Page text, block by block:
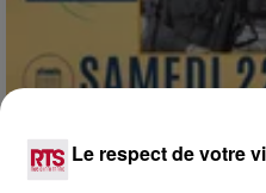
Le respect de votre